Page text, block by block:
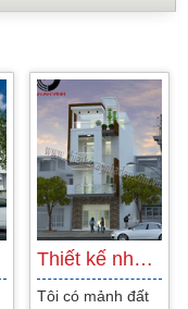
Thiết kế nhà phố 2 tầng Bình Dương diện…
Tôi có mảnh đất